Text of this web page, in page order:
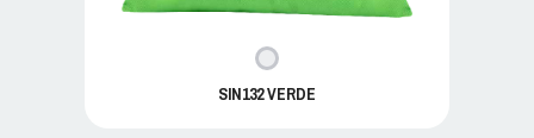
SIN132 VERDE